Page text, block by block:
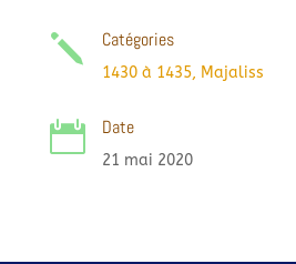
j Catégories
1430 à 1435, Majaliss
 Date
21 mai 2020